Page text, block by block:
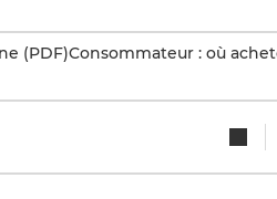
(PDF)Consommateur : où